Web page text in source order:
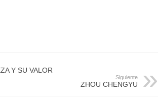
Y SU VALOR
Siguiente
ZHOU CHENGYU